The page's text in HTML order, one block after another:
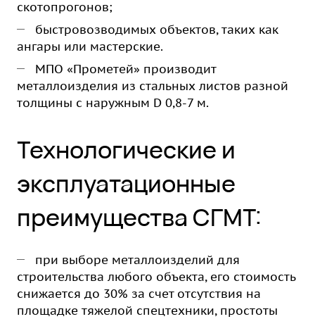
скотопрогонов;
быстровозводимых объектов, таких как
ангары или мастерские.
МПО «Прометей» производит
металлоизделия из стальных листов разной
толщины с наружным D 0,8-7 м.
Технологические и
эксплуатационные
преимущества СГМТ:
при выборе металлоизделий для
строительства любого объекта, его стоимость
снижается до 30% за счет отсутствия на
площадке тяжелой спецтехники, простоты